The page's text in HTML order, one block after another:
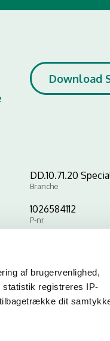
af brugervenlighed,
statistik registreres IP-
dit
Download
DD.10.71.20
Branche
1026584112
P-nr